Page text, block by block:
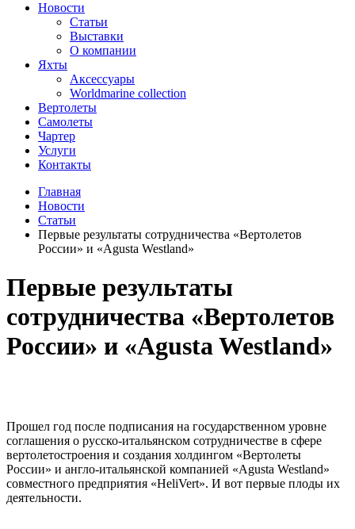
Новости
Статьи
Выставки
О компании
Яхты
Аксессуары
Worldmarine collection
Вертолеты
Самолеты
Чартер
Услуги
Контакты
Главная
Новости
Статьи
Первые результаты сотрудничества «Вертолетов
России» и «Agusta Westland»
Первые результаты
сотрудничества «Вертолетов
России» и «Agusta Westland»
Прошел год после подписания на государственном уровне
соглашения о русско-итальянском сотрудничестве в сфере
вертолетостроения и создания холдингом «Вертолеты
России» и англо-итальянской компанией «Agusta Westland»
совместного предприятия «HeliVert». И вот первые плоды их
деятельности.